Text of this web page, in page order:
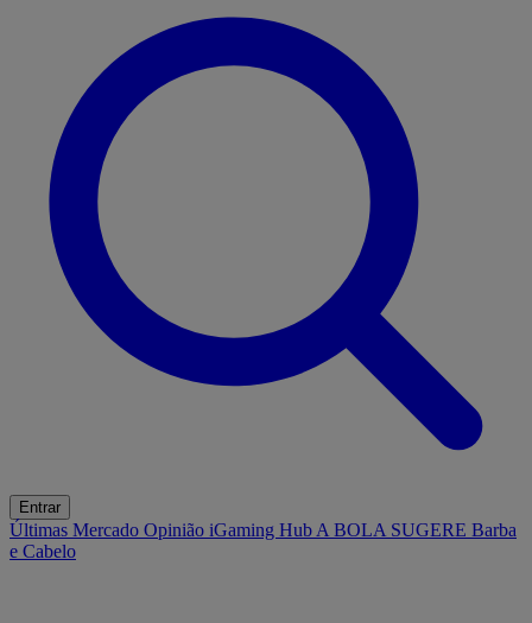
Entrar
Últimas Mercado Opinião iGaming Hub A BOLA SUGERE Barba
e Cabelo